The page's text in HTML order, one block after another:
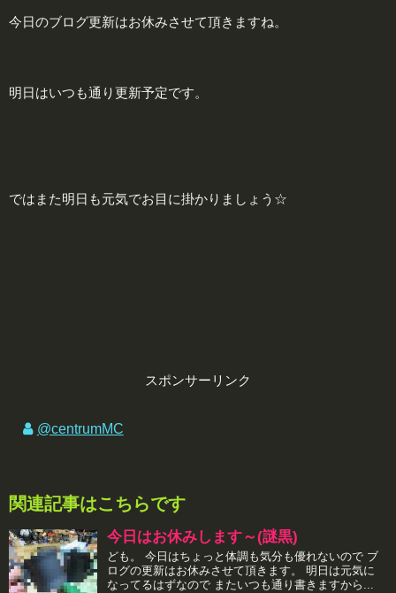
今日のブログ更新はお休みさせて頂きますね。
明日はいつも通り更新予定です。
ではまた明日も元気でお目に掛かりましょう☆
スポンサーリンク
@centrumMC
関連記事はこちらです
今日はお休みします～(謎黒)
ども。 今日はちょっと体調も気分も優れないので ブ
ログの更新はお休みさせて頂きます。 明日は元気に
なってるはずなので またいつも通り書きますから...